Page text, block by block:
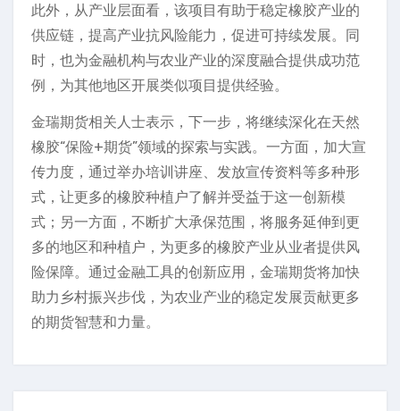
此外，从产业层面看，该项目有助于稳定橡胶产业的
供应链，提高产业抗风险能力，促进可持续发展。同
时，也为金融机构与农业产业的深度融合提供成功范
例，为其他地区开展类似项目提供经验。
金瑞期货相关人士表示，下一步，将继续深化在天然
橡胶“保险+期货”领域的探索与实践。一方面，加大宣
传力度，通过举办培训讲座、发放宣传资料等多种形
式，让更多的橡胶种植户了解并受益于这一创新模
式；另一方面，不断扩大承保范围，将服务延伸到更
多的地区和种植户，为更多的橡胶产业从业者提供风
险保障。通过金融工具的创新应用，金瑞期货将加快
助力乡村振兴步伐，为农业产业的稳定发展贡献更多
的期货智慧和力量。